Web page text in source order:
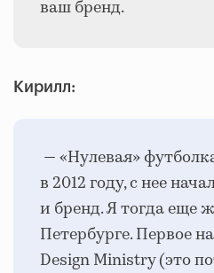
ваш бренд.
Кирилл:
— «Нулевая»
в 2012 году, с нее
и бренд. Я тогда еще
Петербурге. Первое
Design Ministry (это